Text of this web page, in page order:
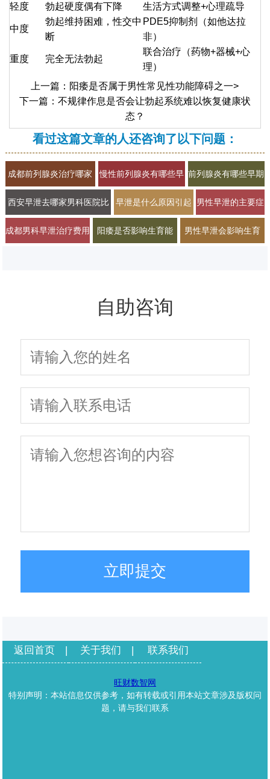
轻度 勃起硬度偶有下降 生活方式调整+心理疏导
中度
勃起维持困难，性交中
断
PDE5抑制剂（如他达拉
非）
重度 完全无法勃起
联合治疗（药物+器械+心
理）
上一篇： 阳痿是否属于男性常见性功能障碍之一>
下一篇： 不规律作息是否会让勃起系统难以恢复健康状
态？
看过这篇文章的人还咨询了以下问题：
成都前列腺炎治疗哪家
医院好2026男科专科门
诊正规推荐
慢性前列腺炎有哪些早
期症状？2026年科学治
疗与预防方法
前列腺炎有哪些早期
症状以及日常如何护
西安早泄去哪家男科医院比
较好
早泄是什么原因引起
的及如何自我调理
男性早泄的主要症
状和原因有哪些
成都男科早泄治疗费用 阳痿是否影响生育能 男性早泄会影响生育
自助咨询
立即提交
返回首页 | 关于我们 | 联系我们
旺财数智网
特别声明：本站信息仅供参考，如有转载或引用本站文章涉及版权问
题，请与我们联系